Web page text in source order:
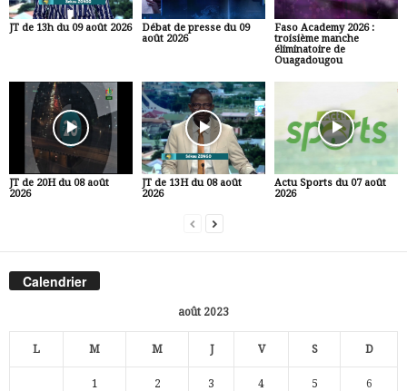
JT de 13h du 09 août 2026
Débat de presse du 09
août 2026
Faso Academy 2026 :
troisième manche
éliminatoire de
Ouagadougou
JT de 20H du 08 août
2026
JT de 13H du 08 août
2026
Actu Sports du 07 août
2026
Calendrier
août 2023
L M M J V S D
1 2 3 4 5 6